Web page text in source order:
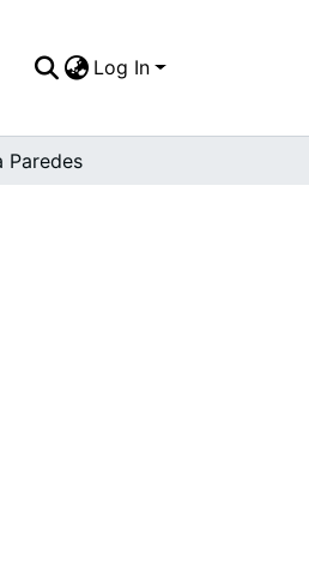
Log In
Paredes